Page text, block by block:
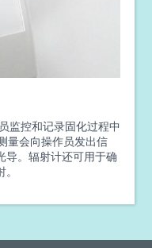
监控和记录固化过程中
量会向操作员发出信
导。辐射计还可用于确